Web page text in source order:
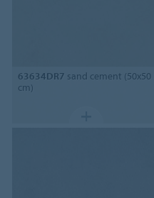
63634DR7 sand cement (50x50
cm)